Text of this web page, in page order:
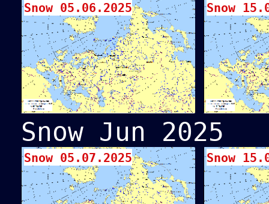
Snow 05.06.2025 Snow
Snow Jun 2025
Snow 05.07.2025 Snow